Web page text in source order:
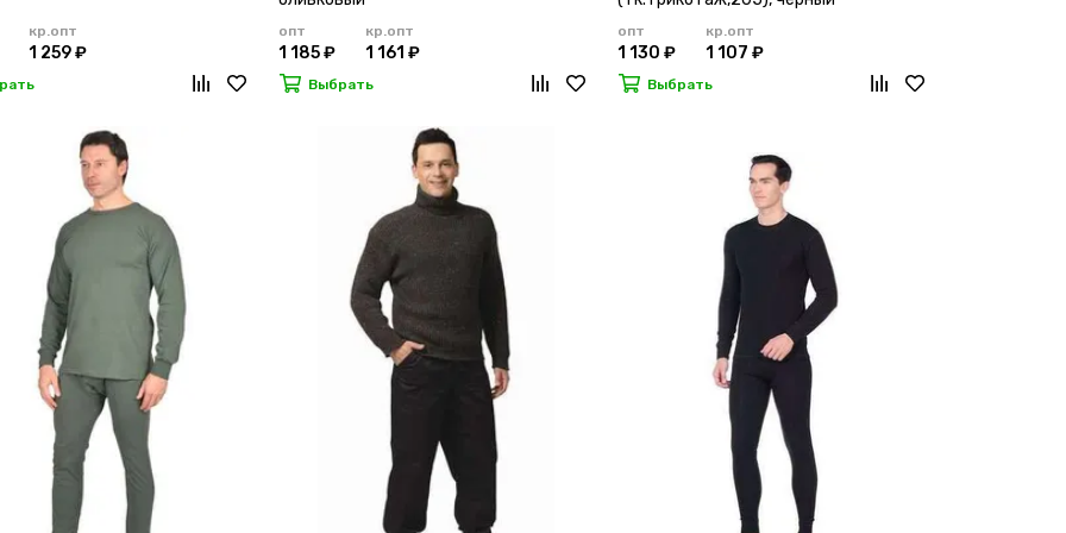
кр.опт
1 259 ₽
опт
1 185 ₽
кр.опт
1 161 ₽
Выбрать
опт
1 130 ₽
кр.опт
1 107 ₽
Выбрать